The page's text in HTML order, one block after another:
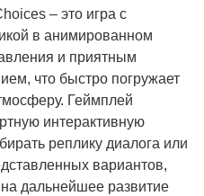
– это игра с
в анимированном
и приятным
что быстро погружает
Геймплей
интерактивную
реплику диалога или
вариантов,
дальнейшее развитие